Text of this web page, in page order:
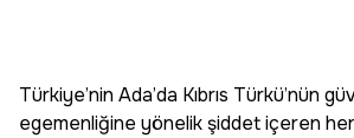
Türkiye’nin Ada’da Kıbrıs Türkü’nün
egemenliğine yönelik şiddet içeren